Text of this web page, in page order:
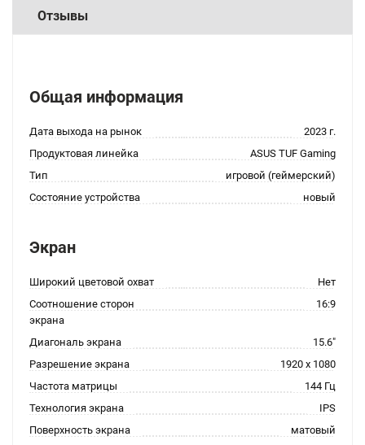
Отзывы
Общая информация
Дата выхода на рынок
2023 г.
Продуктовая линейка
ASUS TUF Gaming
Тип
игровой (геймерский)
Состояние устройства
новый
Экран
Широкий цветовой охват
Нет
Соотношение сторон
экрана
16:9
Диагональ экрана
15.6"
Разрешение экрана
1920 x 1080
Частота матрицы
144 Гц
Технология экрана
IPS
Поверхность экрана
матовый